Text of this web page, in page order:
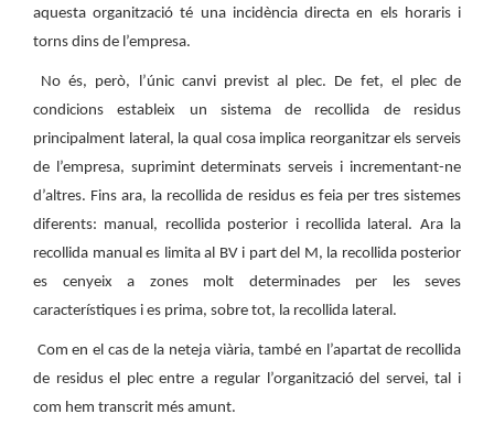
aquesta organització té una incidència directa en els horaris i
torns dins de l’empresa.
No és, però, l’únic canvi previst al plec. De fet, el plec de
condicions estableix un sistema de recollida de residus
principalment lateral, la qual cosa implica reorganitzar els serveis
de l’empresa, suprimint determinats serveis i incrementant-ne
d’altres. Fins ara, la recollida de residus es feia per tres sistemes
diferents: manual, recollida posterior i recollida lateral. Ara la
recollida manual es limita al BV i part del M, la recollida posterior
es cenyeix a zones molt determinades per les seves
característiques i es prima, sobre tot, la recollida lateral.
Com en el cas de la neteja viària, també en l’apartat de recollida
de residus el plec entre a regular l’organització del servei, tal i
com hem transcrit més amunt.